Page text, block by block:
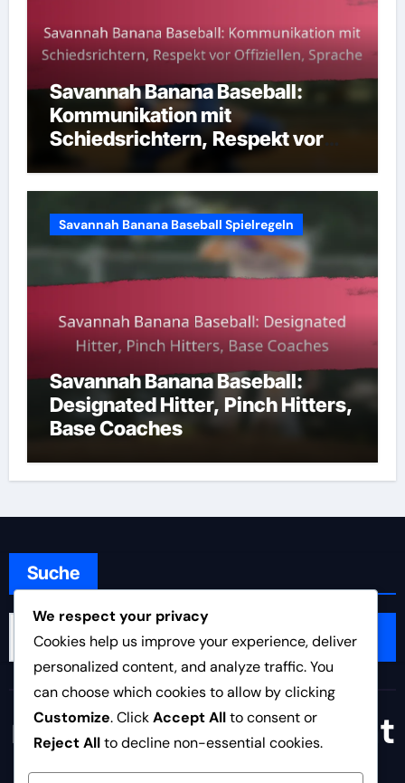
Savannah Banana Baseball:
Kommunikation mit
Schiedsrichtern, Respekt vor
Savannah Banana Baseball Spielregeln
Savannah Banana Baseball:
Designated Hitter, Pinch Hitters,
Base Coaches
Suche
Search
nms-europaschule.at
We respect your privacy
Cookies help us improve your experience, deliver
personalized content, and analyze traffic. You
can choose which cookies to allow by clicking
Customize. ClickAccept Allto consent or
Reject Allto decline non-essential cookies.